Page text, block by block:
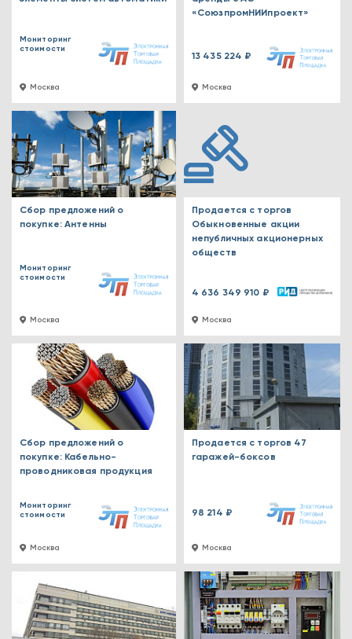
Москва
Мониторинг
стоимости
Москва
«СоюзпромНИИпроект»
13 435 224 ₽
Москва
Сбор предложений о
покупке: Антенны
Мониторинг
стоимости
Москва
Продается с торгов
Обыкновенные акции
непубличных акционерных
обществ
4 636 349 910 ₽
Москва
Сбор предложений о
покупке: Кабельно-
проводниковая продукция
Мониторинг
стоимости
Москва
Продается с торгов 47
гаражей-боксов
98 214 ₽